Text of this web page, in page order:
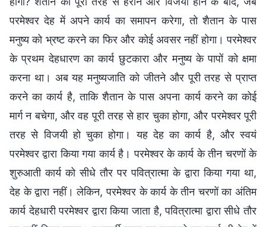
परमेश्वर देह में अपने कार्य का समापन करेगा, तो शैतान के पास
मनुष्य को भ्रष्ट करने का फिर और कोई अवसर नहीं होगा। परमेश्वर
के प्रथम देहधारण का कार्य छुटकारा और मनुष्य के पापों को क्षमा
करना था। अब यह मनुष्यजाति को जीतने और पूरी तरह से प्राप्त
करने का कार्य है, ताकि शैतान के पास अपना कार्य करने का कोई
मार्ग न बचेगा, और वह पूरी तरह से हार चुका होगा, और परमेश्वर पूरी
तरह से विजयी हो चुका होगा। यह देह का कार्य है, और स्वयं
परमेश्वर द्वारा किया गया कार्य है। परमेश्वर के कार्य के तीन चरणों के
शुरुआती कार्य को सीधे तौर पर पवित्रात्मा के द्वारा किया गया था,
देह के द्वारा नहीं। लेकिन, परमेश्वर के कार्य के तीन चरणों का अंतिम
कार्य देहधारी परमेश्वर द्वारा किया जाता है, पवित्रात्मा द्वारा सीधे तौर